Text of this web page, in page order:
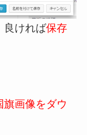
良ければ保存
旗画像をダウ